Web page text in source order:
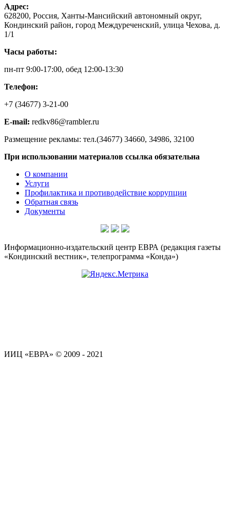
Адрес:
628200, Россия, Ханты-Мансийский автономный округ,
Кондинский район, город Междуреченский, улица Чехова, д.
1/1
Часы работы:
пн-пт 9:00-17:00, обед 12:00-13:30
Телефон:
+7 (34677) 3-21-00
E-mail: redkv86@rambler.ru
Размещение рекламы: тел.(34677) 34660, 34986, 32100
При использовании материалов ссылка обязательна
О компании
Услуги
Профилактика и противодействие коррупции
Обратная связь
Документы
Информационно-издательский центр ЕВРА (редакция газеты
«Кондинский вестник», телепрограмма «Конда»)
ИИЦ «ЕВРА» © 2009 - 2021